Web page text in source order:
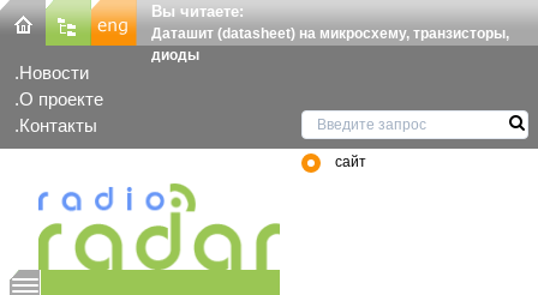
Вы читаете:
Даташит (datasheet) на микросхему, транзисторы,
диоды
Новости
О проекте
Контакты
сайт